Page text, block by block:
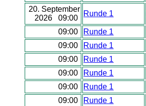
20. September
2026 09:00
Runde 1
09:00 Runde 1
09:00
Runde 1
09:00
Runde 1
09:00
Runde 1
09:00
Runde 1
09:00
Runde 1